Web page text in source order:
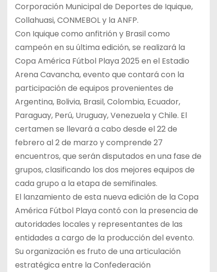
Corporación Municipal de Deportes de Iquique,
Collahuasi, CONMEBOL y la ANFP.
Con Iquique como anfitrión y Brasil como
campeón en su última edición, se realizará la
Copa América Fútbol Playa 2025 en el Estadio
Arena Cavancha, evento que contará con la
participación de equipos provenientes de
Argentina, Bolivia, Brasil, Colombia, Ecuador,
Paraguay, Perú, Uruguay, Venezuela y Chile. El
certamen se llevará a cabo desde el 22 de
febrero al 2 de marzo y comprende 27
encuentros, que serán disputados en una fase de
grupos, clasificando los dos mejores equipos de
cada grupo a la etapa de semifinales.
El lanzamiento de esta nueva edición de la Copa
América Fútbol Playa contó con la presencia de
autoridades locales y representantes de las
entidades a cargo de la producción del evento.
Su organización es fruto de una articulación
estratégica entre la Confederación